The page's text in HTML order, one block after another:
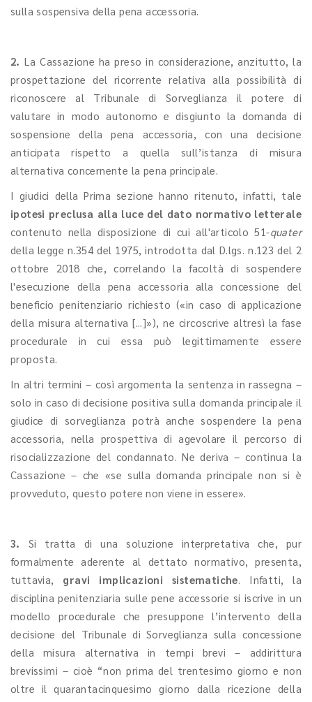
sulla sospensiva della pena accessoria.
2. La Cassazione ha preso in considerazione, anzitutto, la
prospettazione del ricorrente relativa alla possibilità di
riconoscere al Tribunale di Sorveglianza il potere di
valutare in modo autonomo e disgiunto la domanda di
sospensione della pena accessoria, con una decisione
anticipata rispetto a quella sull’istanza di misura
alternativa concernente la pena principale.
I giudici della Prima sezione hanno ritenuto, infatti, tale
ipotesi preclusa alla luce del dato normativo letterale
contenuto nella disposizione di cui all'articolo 51-quater
della legge n.354 del 1975, introdotta dal D.lgs. n.123 del 2
ottobre 2018 che, correlando la facoltà di sospendere
l'esecuzione della pena accessoria alla concessione del
beneficio penitenziario richiesto («in caso di applicazione
della misura alternativa [...]»), ne circoscrive altresì la fase
procedurale in cui essa può legittimamente essere
proposta.
In altri termini – così argomenta la sentenza in rassegna –
solo in caso di decisione positiva sulla domanda principale il
giudice di sorveglianza potrà anche sospendere la pena
accessoria, nella prospettiva di agevolare il percorso di
risocializzazione del condannato. Ne deriva – continua la
Cassazione – che «se sulla domanda principale non si è
provveduto, questo potere non viene in essere».
3. Si tratta di una soluzione interpretativa che, pur
formalmente aderente al dettato normativo, presenta,
tuttavia, gravi implicazioni sistematiche. Infatti, la
disciplina penitenziaria sulle pene accessorie si iscrive in un
modello procedurale che presuppone l’intervento della
decisione del Tribunale di Sorveglianza sulla concessione
della misura alternativa in tempi brevi – addirittura
brevissimi – cioè “non prima del trentesimo giorno e non
oltre il quarantacinquesimo giorno dalla ricezione della